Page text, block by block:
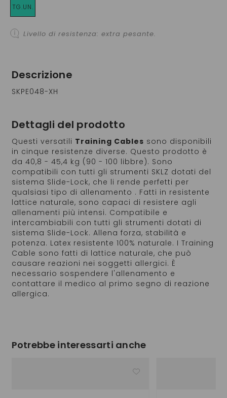
TG.UN.
Livello di resistenza: extra pesante.
Descrizione
SKPE048-XH
Dettagli del prodotto
Questi versatili Training Cables sono disponibili
in cinque resistenze diverse. Questo prodotto è
da 40,8 - 45,4 kg (90 - 100 libbre). Sono
compatibili con tutti gli strumenti SKLZ dotati del
sistema Slide-Lock, che li rende perfetti per
qualsiasi tipo di allenamento . Fatti in resistente
lattice naturale, sono capaci di resistere agli
allenamenti più intensi. Compatibile e
intercambiabili con tutti gli strumenti dotati di
sistema Slide-Lock. Allena forza, stabilità e
potenza. Latex resistente 100% naturale. I Training
Cable sono fatti di lattice naturale, che può
causare reazioni nei soggetti allergici. È
necessario sospendere l'allenamento e
contattare il medico al primo segno di reazione
allergica.
Potrebbe interessarti anche